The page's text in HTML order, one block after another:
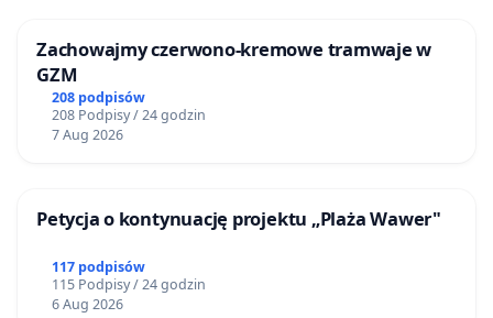
Zachowajmy czerwono-kremowe tramwaje w
GZM
208 podpisów
208 Podpisy / 24 godzin
7 Aug 2026
Petycja o kontynuację projektu „Plaża Wawer"
117 podpisów
115 Podpisy / 24 godzin
6 Aug 2026